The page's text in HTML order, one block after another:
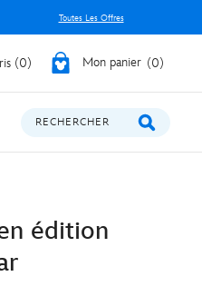
Toutes Les Offres
0 Mon panier 0
RECHERCHER
édition